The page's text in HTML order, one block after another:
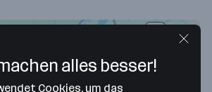
alles besser!
Cookies, um das